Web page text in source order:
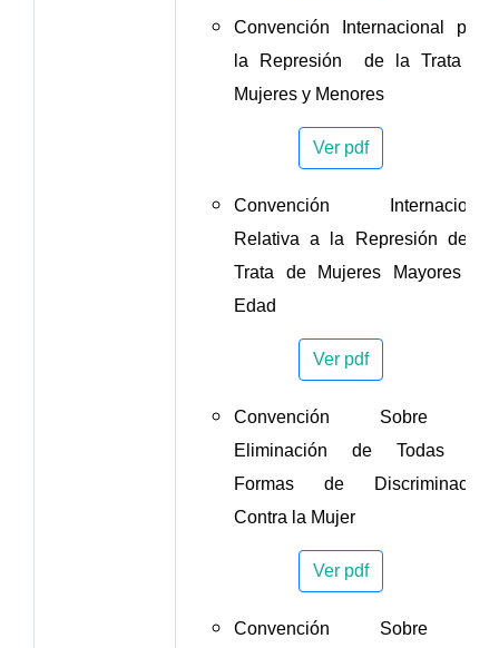
Convención Internacional para
la Represión de la Trata de
Mujeres y Menores
Ver pdf
Convención Internacional
Relativa a la Represión de la
Trata de Mujeres Mayores de
Edad
Ver pdf
Convención Sobre la
Eliminación de Todas las
Formas de Discriminación
Contra la Mujer
Ver pdf
Convención Sobre la